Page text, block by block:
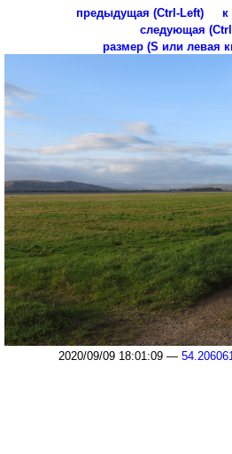
предыдущая (Ctrl-Left)
к
следующая
размер (S или левая
2020/09/09 18:01:09 —